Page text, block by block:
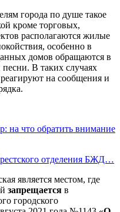
города по душе такое
кроме торговых,
располагаются жилые
особенно в
домов обращаются в
В таких случаях
на сообщения и
на что обратить внимание
отделения БЖД…
является местом, где
запрещается в
городского